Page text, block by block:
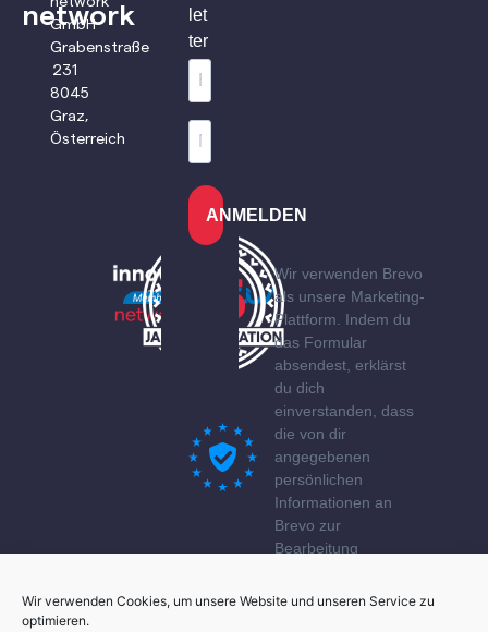
Wir verwenden Cookies, um unsere Website und unseren Service zu
optimieren.
network
GmbH
Grabenstraße
231
8045
Graz,
Österreich
let
ter
ANMELDEN
Wir verwenden Brevo
als unsere Marketing-
Plattform. Indem du
das Formular
absendest, erklärst
du dich
einverstanden, dass
die von dir
angegebenen
persönlichen
Informationen an
Brevo zur
Bearbeitung
gemäß den